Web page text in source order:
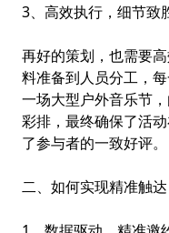
3、高效执行，细节致
再好的策划，也需要
料准备到人员分工，
一场大型户外音乐节
彩排，最终确保了活
了参与者的一致好评。
二、如何实现精准触达